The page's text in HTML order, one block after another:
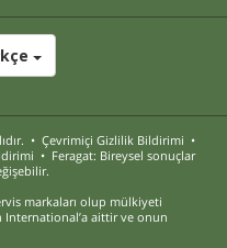
• Çevrimiçi Gizlilik Bildirimi •
• Feragat: Bireysel sonuçlar
markaları olup mülkiyeti
aittir ve onun